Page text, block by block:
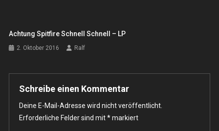
Achtung Spitfire Schnell Schnell – LP
2. Oktober 2016 Ralf
Schreibe einen Kommentar
Deine E-Mail-Adresse wird nicht veröffentlicht.
Erforderliche Felder sind mit*markiert